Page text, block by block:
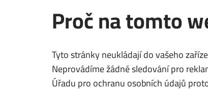
Proč na tomto
Tyto stránky neukládají do vašeho
Neprovádíme žádné sledování pro
Úřadu pro ochranu osobních údajů